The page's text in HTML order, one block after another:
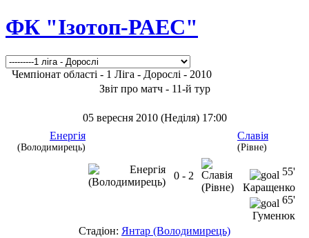
ФК "Ізотоп-РАЕС"
Чемпіонат області - 1 Ліга - Дорослі - 2010
Звіт про матч - 11-й тур
05 вересня 2010 (Неділя) 17:00
Енергія
(Володимирець)
0 - 2
Славія
(Рівне)
55'
Каращенко
65'
Гуменюк
Стадіон: Янтар (Володимирець)